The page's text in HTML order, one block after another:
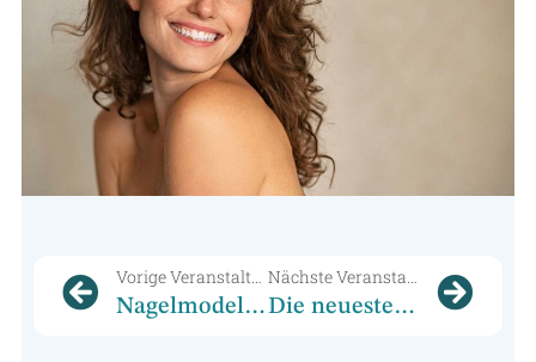
Vorige Veranstaltung
Nagelmodellage lernen 101: Dein Einstieg ins Nail Design
Nächste Veranstaltung
Die neuesten Trends in der kosmetischen Behandlung: Was Sie im Cosmetic College Bochum erwarten können